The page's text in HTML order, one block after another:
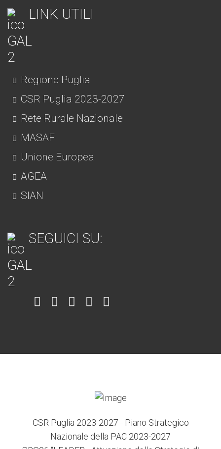
LINK UTILI
Regione Puglia
CSR Puglia 2023-2027
Rete Rurale Nazionale
MASAF
Unione Europea
AGEA
SIAN
SEGUICI SU:
Item Item Item Item
CSR Puglia 2023-2027 - Piano Strategico
Nazionale della PAC 2023-2027